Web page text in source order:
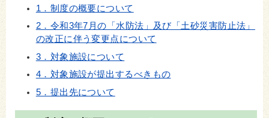
1．制度の概要について
2．令和3年7月の「水防法」及び「土砂災害防止法」
の改正に伴う変更点について
3．対象施設について
4．対象施設が提出するべきもの
5．提出先について